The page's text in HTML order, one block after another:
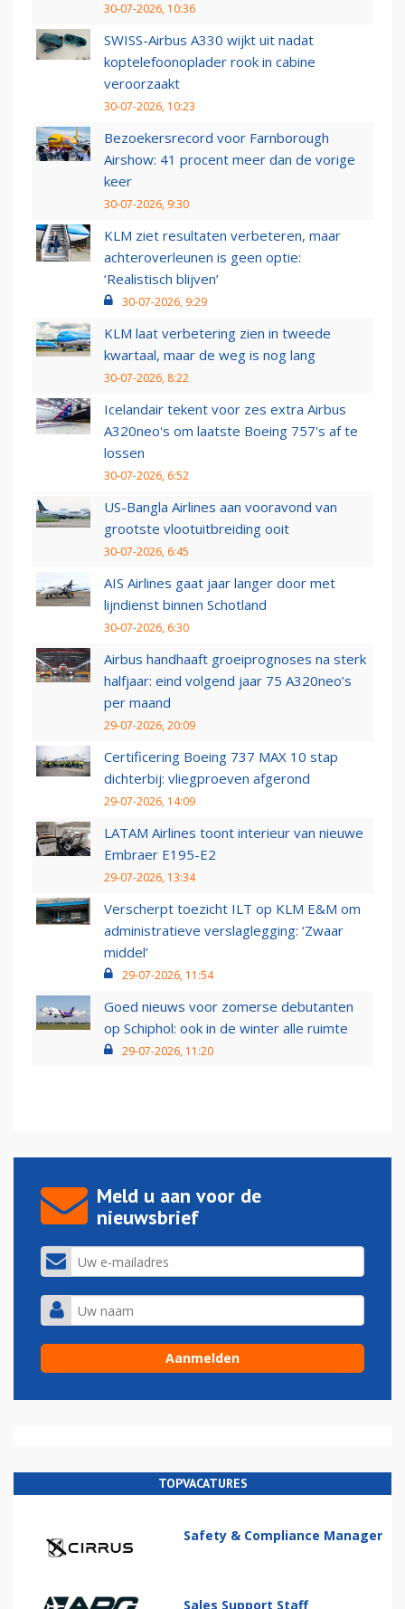
30-07-2026, 10:36
SWISS-Airbus A330 wijkt uit nadat
koptelefoonoplader rook in cabine
veroorzaakt
30-07-2026, 10:23
Bezoekersrecord voor Farnborough
Airshow: 41 procent meer dan de vorige
keer
30-07-2026, 9:30
KLM ziet resultaten verbeteren, maar
achteroverleunen is geen optie:
‘Realistisch blijven’
30-07-2026, 9:29
KLM laat verbetering zien in tweede
kwartaal, maar de weg is nog lang
30-07-2026, 8:22
Icelandair tekent voor zes extra Airbus
A320neo's om laatste Boeing 757's af te
lossen
30-07-2026, 6:52
US-Bangla Airlines aan vooravond van
grootste vlootuitbreiding ooit
30-07-2026, 6:45
AIS Airlines gaat jaar langer door met
lijndienst binnen Schotland
30-07-2026, 6:30
Airbus handhaaft groeiprognoses na sterk
halfjaar: eind volgend jaar 75 A320neo’s
per maand
29-07-2026, 20:09
Certificering Boeing 737 MAX 10 stap
dichterbij: vliegproeven afgerond
29-07-2026, 14:09
LATAM Airlines toont interieur van nieuwe
Embraer E195-E2
29-07-2026, 13:34
Verscherpt toezicht ILT op KLM E&M om
administratieve verslaglegging: ‘Zwaar
middel’
29-07-2026, 11:54
Goed nieuws voor zomerse debutanten
op Schiphol: ook in de winter alle ruimte
29-07-2026, 11:20
Meld u aan voor de
nieuwsbrief
TOPVACATURES
Safety & Compliance Manager
Sales Support Staff